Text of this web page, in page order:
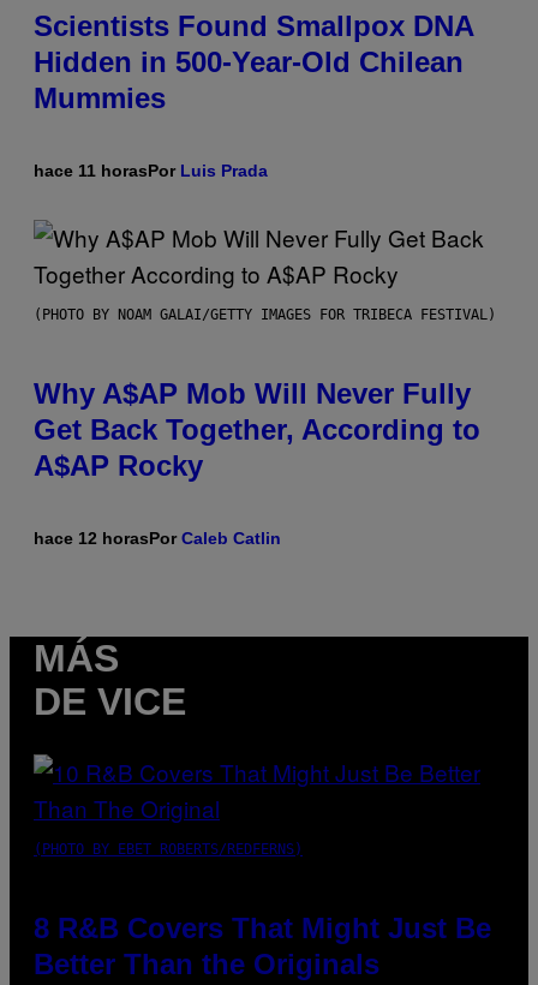
Scientists Found Smallpox DNA
Hidden in 500-Year-Old Chilean
Mummies
hace 11 horasPor Luis Prada
(PHOTO BY NOAM GALAI/GETTY IMAGES FOR TRIBECA FESTIVAL)
Why A$AP Mob Will Never Fully
Get Back Together, According to
A$AP Rocky
hace 12 horasPorCaleb Catlin
MÁS
DE VICE
(PHOTO BY EBET ROBERTS/REDFERNS)
8 R&B Covers That Might Just Be
Better Than the Originals